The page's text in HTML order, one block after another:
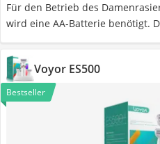
Für den Betrieb des
wird eine AA-Batterie benötigt.
Voyor ES500
Bestseller